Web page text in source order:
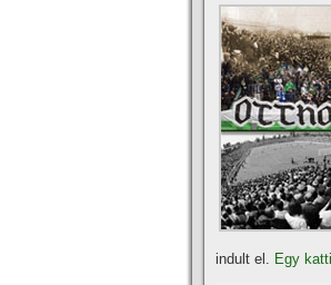
indult el. Egy